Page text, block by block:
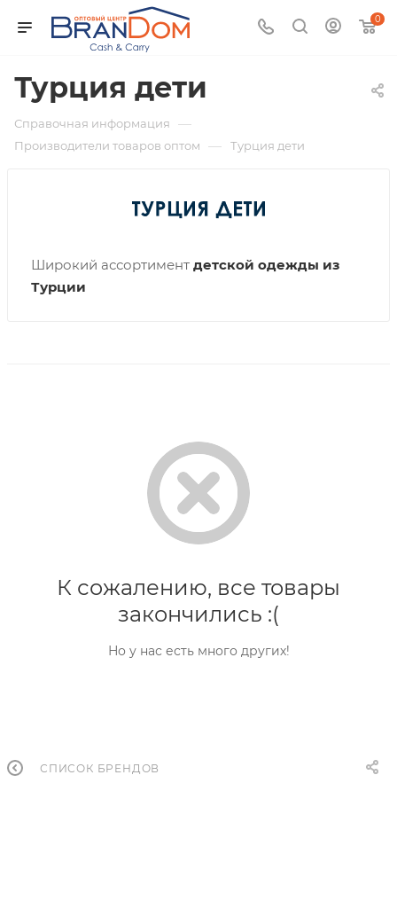
0
Турция дети
Справочная информация —
Производители товаров оптом — Турция дети
Широкий ассортимент детской одежды из
Турции
К сожалению, все товары
закончились :(
Но у нас есть много других!
СПИСОК БРЕНДОВ